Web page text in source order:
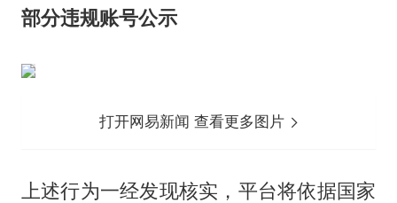
部分违规账号公示
打开网易新闻 查看更多图片
上述行为一经发现核实，平台将依据国家